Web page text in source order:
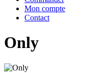
Mon compte
Contact
Only